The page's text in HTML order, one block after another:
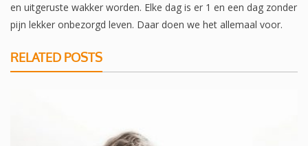
en uitgeruste wakker worden. Elke dag is er 1 en een dag zonder
pijn lekker onbezorgd leven. Daar doen we het allemaal voor.
RELATED POSTS